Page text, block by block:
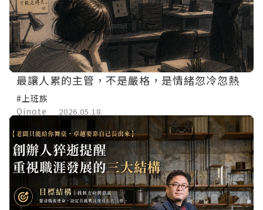
最讓人累的主管，不是嚴格，是情緒忽冷忽熱
#上班族
Qinote
2026.05.18